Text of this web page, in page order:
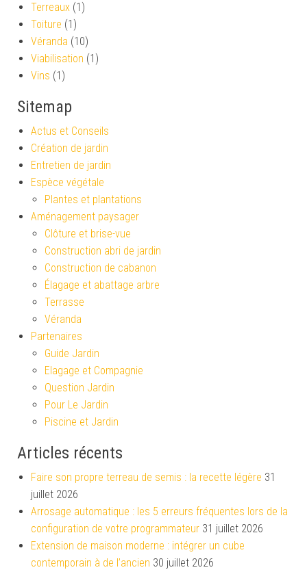
Terreaux (1)
Toiture (1)
Véranda (10)
Viabilisation (1)
Vins (1)
Sitemap
Actus et Conseils
Création de jardin
Entretien de jardin
Espèce végétale
Plantes et plantations
Aménagement paysager
Clôture et brise-vue
Construction abri de jardin
Construction de cabanon
Élagage et abattage arbre
Terrasse
Véranda
Partenaires
Guide Jardin
Elagage et Compagnie
Question Jardin
Pour Le Jardin
Piscine et Jardin
Articles récents
Faire son propre terreau de semis : la recette légère 31
juillet 2026
Arrosage automatique : les 5 erreurs fréquentes lors de la
configuration de votre programmateur 31 juillet 2026
Extension de maison moderne : intégrer un cube
contemporain à de l’ancien 30 juillet 2026